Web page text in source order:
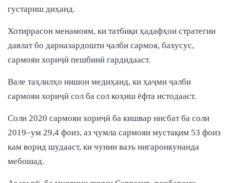
густариш диҳанд.
Хотиррасон менамоям, ки татбиқи ҳадафҳои стратегии
давлат бо дарназардошти ҷалби сармоя, бахусус,
сармояи хориҷӣ пешбинӣ гардидааст.
Вале таҳлилҳо нишон медиҳанд, ки ҳаҷми ҷалби
сармояи хориҷӣ сол ба сол коҳиш ёфта истодааст.
Соли 2020 сармояи хориҷӣ ба кишвар нисбат ба соли
2019–ум 29,4 фоиз, аз ҷумла сармояи мустақим 53 фоиз
кам ворид шудааст, ки чунин вазъ нигаронкунанда
мебошад.